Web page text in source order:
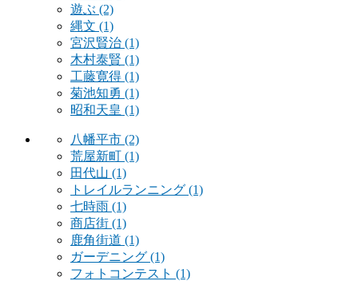
遊ぶ (2)
縄文 (1)
宮沢賢治 (1)
木村泰賢 (1)
工藤寛得 (1)
菊池知勇 (1)
昭和天皇 (1)
八幡平市 (2)
荒屋新町 (1)
田代山 (1)
トレイルランニング (1)
七時雨 (1)
商店街 (1)
鹿角街道 (1)
ガーデニング (1)
フォトコンテスト (1)